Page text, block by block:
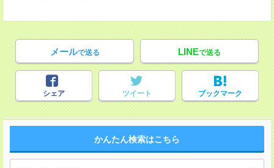
メールで送る LINEで送る
シェア ツイート ブックマーク
かんたん検索はこちら